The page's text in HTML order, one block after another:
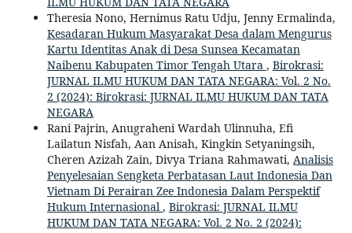
Theresia Nono, Hernimus Ratu Udju, Jenny Ermalinda,
Kesadaran Hukum Masyarakat Desa dalam Mengurus
Kartu Identitas Anak di Desa Sunsea Kecamatan
Naibenu Kabupaten Timor Tengah Utara , Birokrasi:
JURNAL ILMU HUKUM DAN TATA NEGARA: Vol. 2 No.
2 (2024): Birokrasi: JURNAL ILMU HUKUM DAN TATA
NEGARA
Rani Pajrin, Anugraheni Wardah Ulinnuha, Efi
Lailatun Nisfah, Aan Anisah, Kingkin Setyaningsih,
Cheren Azizah Zain, Divya Triana Rahmawati, Analisis
Penyelesaian Sengketa Perbatasan Laut Indonesia Dan
Vietnam Di Perairan Zee Indonesia Dalam Perspektif
Hukum Internasional , Birokrasi: JURNAL ILMU
HUKUM DAN TATA NEGARA: Vol. 2 No. 2 (2024):